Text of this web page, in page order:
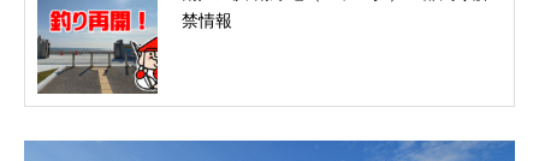
禁情報